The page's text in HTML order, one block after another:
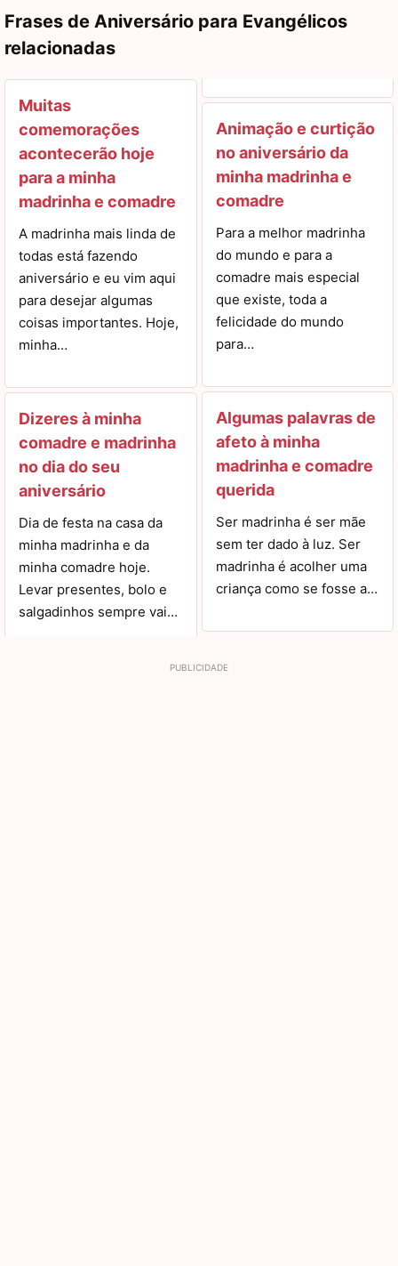
Frases de Aniversário para Evangélicos
relacionadas
Muitas
comemorações
acontecerão hoje
para a minha
madrinha e comadre
A madrinha mais linda de
todas está fazendo
aniversário e eu vim aqui
para desejar algumas
coisas importantes. Hoje,
minha…
Dizeres à minha
comadre e madrinha
no dia do seu
aniversário
Dia de festa na casa da
minha madrinha e da
minha comadre hoje.
Levar presentes, bolo e
salgadinhos sempre vai…
Animação e curtição
no aniversário da
minha madrinha e
comadre
Para a melhor madrinha
do mundo e para a
comadre mais especial
que existe, toda a
felicidade do mundo
para…
Algumas palavras de
afeto à minha
madrinha e comadre
querida
Ser madrinha é ser mãe
sem ter dado à luz. Ser
madrinha é acolher uma
criança como se fosse a…